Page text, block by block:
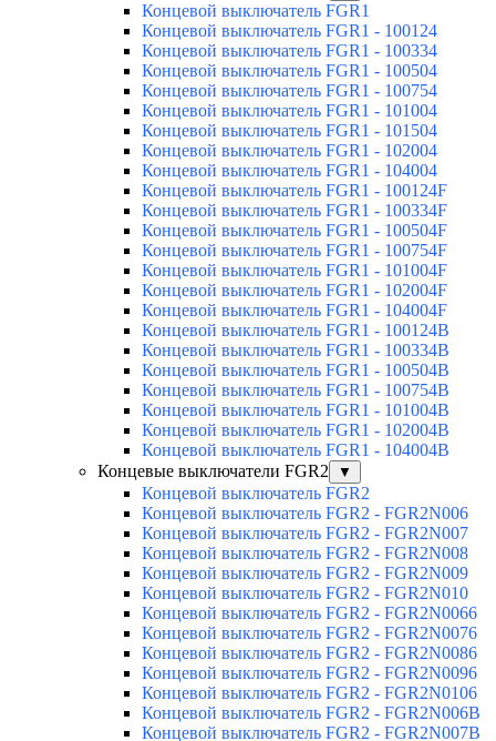
Концевой выключатель FGR1
Концевой выключатель FGR1 - 100124
Концевой выключатель FGR1 - 100334
Концевой выключатель FGR1 - 100504
Концевой выключатель FGR1 - 100754
Концевой выключатель FGR1 - 101004
Концевой выключатель FGR1 - 101504
Концевой выключатель FGR1 - 102004
Концевой выключатель FGR1 - 104004
Концевой выключатель FGR1 - 100124F
Концевой выключатель FGR1 - 100334F
Концевой выключатель FGR1 - 100504F
Концевой выключатель FGR1 - 100754F
Концевой выключатель FGR1 - 101004F
Концевой выключатель FGR1 - 102004F
Концевой выключатель FGR1 - 104004F
Концевой выключатель FGR1 - 100124B
Концевой выключатель FGR1 - 100334B
Концевой выключатель FGR1 - 100504B
Концевой выключатель FGR1 - 100754B
Концевой выключатель FGR1 - 101004B
Концевой выключатель FGR1 - 102004B
Концевой выключатель FGR1 - 104004B
Концевые выключатели FGR2
▼
Концевой выключатель FGR2
Концевой выключатель FGR2 - FGR2N006
Концевой выключатель FGR2 - FGR2N007
Концевой выключатель FGR2 - FGR2N008
Концевой выключатель FGR2 - FGR2N009
Концевой выключатель FGR2 - FGR2N010
Концевой выключатель FGR2 - FGR2N0066
Концевой выключатель FGR2 - FGR2N0076
Концевой выключатель FGR2 - FGR2N0086
Концевой выключатель FGR2 - FGR2N0096
Концевой выключатель FGR2 - FGR2N0106
Концевой выключатель FGR2 - FGR2N006B
Концевой выключатель FGR2 - FGR2N007B